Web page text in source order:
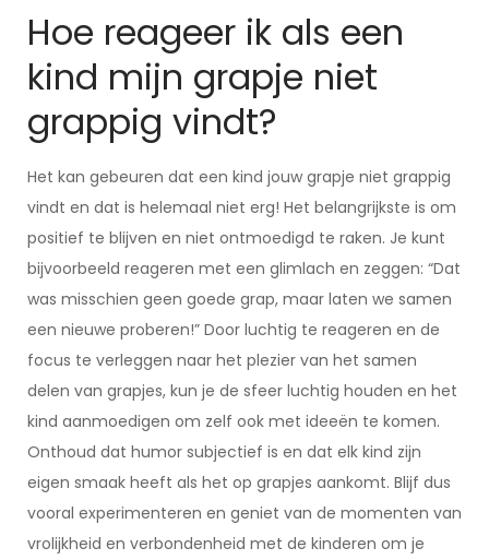
Hoe reageer ik als een
kind mijn grapje niet
grappig vindt?
Het kan gebeuren dat een kind jouw grapje niet grappig
vindt en dat is helemaal niet erg! Het belangrijkste is om
positief te blijven en niet ontmoedigd te raken. Je kunt
bijvoorbeeld reageren met een glimlach en zeggen: “Dat
was misschien geen goede grap, maar laten we samen
een nieuwe proberen!” Door luchtig te reageren en de
focus te verleggen naar het plezier van het samen
delen van grapjes, kun je de sfeer luchtig houden en het
kind aanmoedigen om zelf ook met ideeën te komen.
Onthoud dat humor subjectief is en dat elk kind zijn
eigen smaak heeft als het op grapjes aankomt. Blijf dus
vooral experimenteren en geniet van de momenten van
vrolijkheid en verbondenheid met de kinderen om je